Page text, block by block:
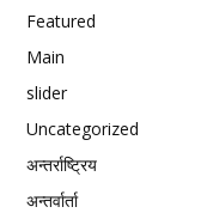
Featured
Main
slider
Uncategorized
अन्तर्राष्ट्रिय
अन्तर्वार्ता